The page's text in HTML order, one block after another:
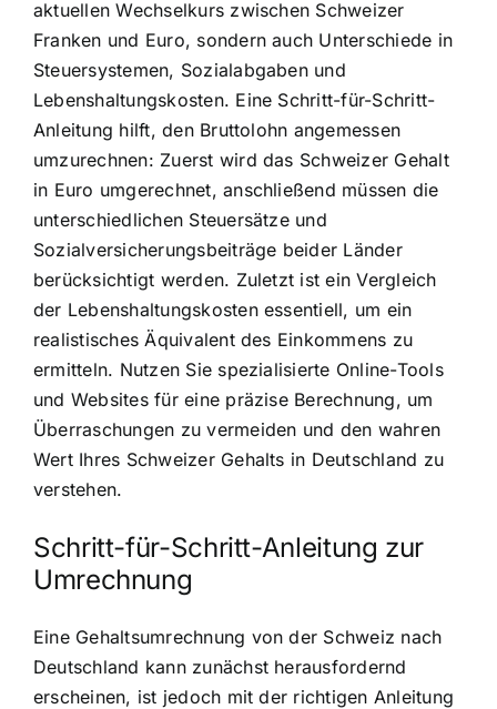
aktuellen Wechselkurs zwischen Schweizer
Franken und Euro, sondern auch Unterschiede in
Steuersystemen, Sozialabgaben und
Lebenshaltungskosten. Eine Schritt-für-Schritt-
Anleitung hilft, den Bruttolohn angemessen
umzurechnen: Zuerst wird das Schweizer Gehalt
in Euro umgerechnet, anschließend müssen die
unterschiedlichen Steuersätze und
Sozialversicherungsbeiträge beider Länder
berücksichtigt werden. Zuletzt ist ein Vergleich
der Lebenshaltungskosten essentiell, um ein
realistisches Äquivalent des Einkommens zu
ermitteln. Nutzen Sie spezialisierte Online-Tools
und Websites für eine präzise Berechnung, um
Überraschungen zu vermeiden und den wahren
Wert Ihres Schweizer Gehalts in Deutschland zu
verstehen.
Schritt-für-Schritt-Anleitung zur
Umrechnung
Eine Gehaltsumrechnung von der Schweiz nach
Deutschland kann zunächst herausfordernd
erscheinen, ist jedoch mit der richtigen Anleitung